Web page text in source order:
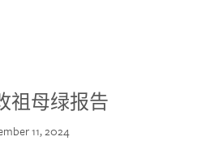
祖母绿报告
11, 2024